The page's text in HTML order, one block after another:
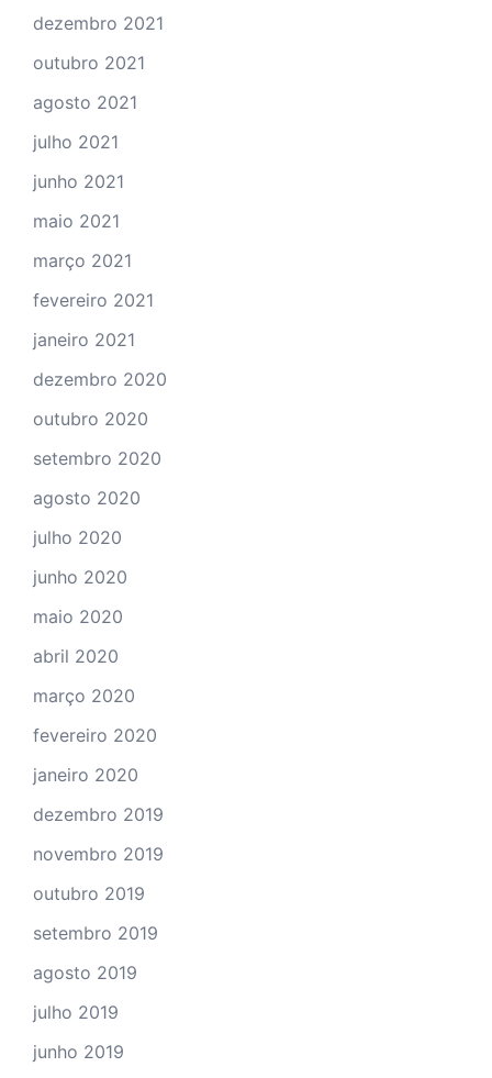
dezembro 2021
outubro 2021
agosto 2021
julho 2021
junho 2021
maio 2021
março 2021
fevereiro 2021
janeiro 2021
dezembro 2020
outubro 2020
setembro 2020
agosto 2020
julho 2020
junho 2020
maio 2020
abril 2020
março 2020
fevereiro 2020
janeiro 2020
dezembro 2019
novembro 2019
outubro 2019
setembro 2019
agosto 2019
julho 2019
junho 2019